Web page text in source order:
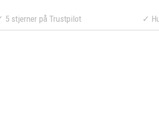
5 stjerner på Trustpilot ✓ Hurtig